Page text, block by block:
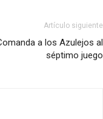
Artículo siguiente
a los Azulejos al
séptimo juego